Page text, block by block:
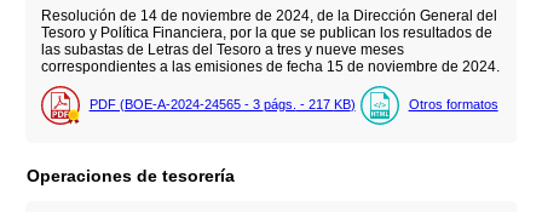
Resolución de 14 de noviembre de 2024, de la Dirección General del
Tesoro y Política Financiera, por la que se publican los resultados de
las subastas de Letras del Tesoro a tres y nueve meses
correspondientes a las emisiones de fecha 15 de noviembre de 2024.
PDF (BOE-A-2024-24565 - 3 págs. - 217 KB) Otros formatos
Operaciones de tesorería